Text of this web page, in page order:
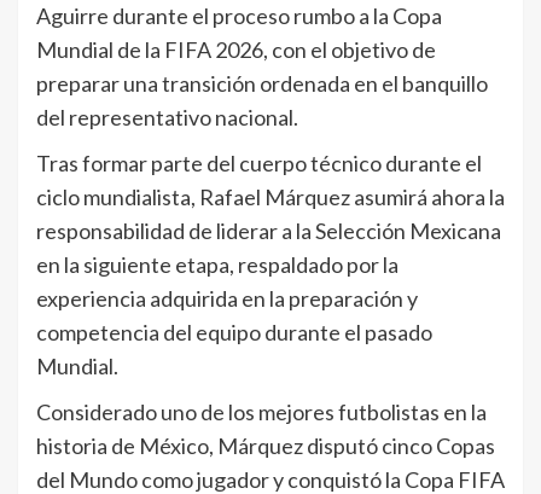
Aguirre durante el proceso rumbo a la Copa
Mundial de la FIFA 2026, con el objetivo de
preparar una transición ordenada en el banquillo
del representativo nacional.
Tras formar parte del cuerpo técnico durante el
ciclo mundialista, Rafael Márquez asumirá ahora la
responsabilidad de liderar a la Selección Mexicana
en la siguiente etapa, respaldado por la
experiencia adquirida en la preparación y
competencia del equipo durante el pasado
Mundial.
Considerado uno de los mejores futbolistas en la
historia de México, Márquez disputó cinco Copas
del Mundo como jugador y conquistó la Copa FIFA